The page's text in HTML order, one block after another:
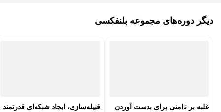
بازار مدرن دسته‌بندی شده‌اند:
دیجیتال مارکتینگ.
دیگر دوره‌های مجموعه بلنفکسی
غلبه بر ناامنی برای بدست آوردن
قبیله‌سازی، ایجاد شبکه‌ای قدرتمند